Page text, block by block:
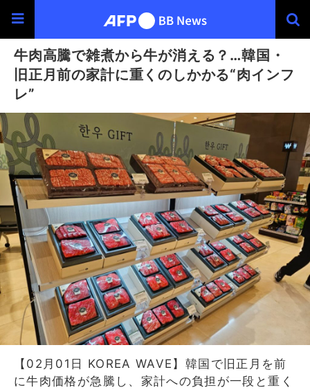
牛肉高騰で雑煮から牛が消える？…韓国・
旧正月前の家計に重くのしかかる“肉インフ
レ”
【02月01日 KOREA WAVE】韓国で旧正月を前
に牛肉価格が急騰し、家計への負担が一段と重く